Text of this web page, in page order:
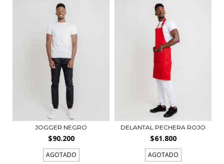
JOGGER NEGRO
$90.200
AGOTADO
DELANTAL PECHERA ROJO
$61.800
AGOTADO